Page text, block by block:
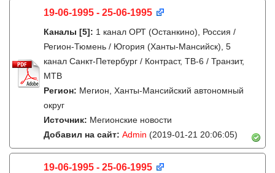
19-06-1995 - 25-06-1995
Каналы [5]: 1 канал ОРТ (Останкино), Россия /
Регион-Тюмень / Югория (Ханты-Мансийск), 5
канал Санкт-Петербург / Контраст, ТВ-6 / Транзит,
МТВ
Регион: Мегион, Ханты-Мансийский автономный
округ
Источник: Мегионские новости
Добавил на сайт: Admin (2019-01-21 20:06:05)
19-06-1995 - 25-06-1995